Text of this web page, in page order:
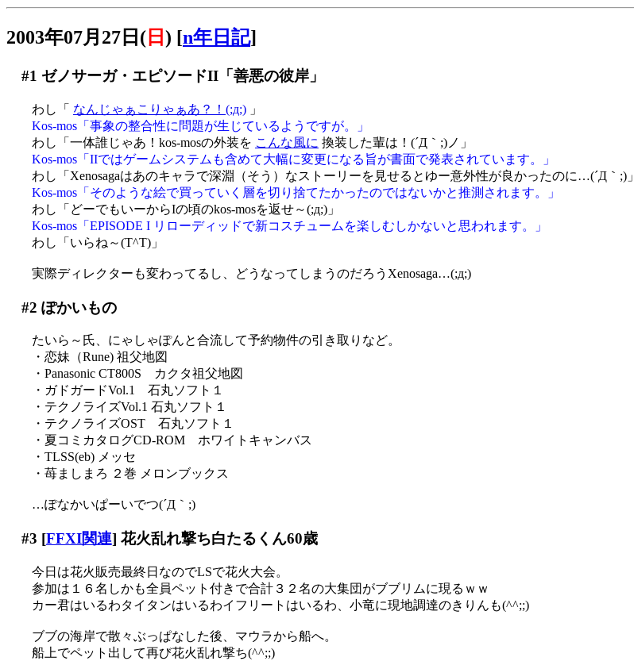
2003年07月27日( 日 ) [n年日記]
#1 ゼノサーガ・エピソードII「善悪の彼岸」
わし「 なんじゃぁこりゃぁあ？！(;д;) 」
Kos-mos「事象の整合性に問題が生じているようですが。」
わし「一体誰じゃあ！kos-mosの外装を こんな風に 換装した輩は！(´Д｀;)ノ」
Kos-mos「IIではゲームシステムも含めて大幅に変更になる旨が書面で発表されています。」
わし「Xenosagaはあのキャラで深淵（そう）なストーリーを見せるとゆー意外性が良かったのに…(´Д｀;)」
Kos-mos「そのような絵で買っていく層を切り捨てたかったのではないかと推測されます。」
わし「どーでもいーからIの頃のkos-mosを返せ～(;д;)」
Kos-mos「EPISODE I リローディッドで新コスチュームを楽しむしかないと思われます。」
わし「いらね～(T^T)」
実際ディレクターも変わってるし、どうなってしまうのだろうXenosaga…(;д;)
#2 ぽかいもの
たいら～氏、にゃしゃぽんと合流して予約物件の引き取りなど。
・恋妹（Rune) 祖父地図
・Panasonic CT800S カクタ祖父地図
・ガドガードVol.1 石丸ソフト１
・テクノライズVol.1 石丸ソフト１
・テクノライズOST 石丸ソフト１
・夏コミカタログCD-ROM ホワイトキャンバス
・TLSS(eb) メッセ
・苺ましまろ ２巻 メロンブックス
…ぽなかいぱーいでつ(´Д｀;)
#3 [FFXI関連] 花火乱れ撃ち白たるくん60歳
今日は花火販売最終日なのでLSで花火大会。
参加は１６名しかも全員ペット付きで合計３２名の大集団がブブリムに現るｗｗ
カー君はいるわタイタンはいるわイフリートはいるわ、小竜に現地調達のきりんも(^^;;)
ブブの海岸で散々ぶっぱなした後、マウラから船へ。
船上でペット出して再び花火乱れ撃ち(^^;;)